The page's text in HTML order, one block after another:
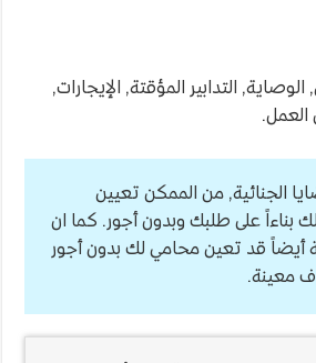
التدابير المؤقتة, الإيجارات,
العمل.
الجنائية, من الممكن تعيين
بناءاً على طلبك وبدون أجور. كما ان
أيضاً قد تعين محامي لك بدون أجور
معينة.